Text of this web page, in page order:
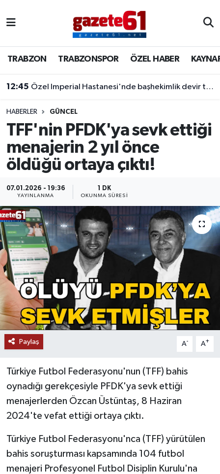
TRABZON TRABZONSPOR ÖZEL HABER
12:45 Özel Imperial Hastanesi'nde başhekimlik devir teslimi yapıldı
HABERLER GÜNCEL
TFF'nin PFDK'ya sevk ettiği
menajerin 2 yıl önce
öldüğü ortaya çıktı!
07.01.2026 - 19:36
YAYINLANMA
1 DK
OKUNMA SÜRESI
Paylaş A- A+
Türkiye Futbol Federasyonu'nun (TFF) bahis
oynadığı gerekçesiyle PFDK'ya sevk ettiği
menajerlerden Özcan Üstüntaş, 8 Haziran
2024'te vefat ettiği ortaya çıktı.
Türkiye Futbol Federasyonu'nca (TFF) yürütülen
bahis soruşturması kapsamında 104 futbol
menajeri Profesyonel Futbol Disiplin Kurulu'na
TRABZONSPOR
ÖZEL HABER
KAYNAR KAZAN
SİYASET
GÜNDEM
Trabzon Nöbetçi Eczaneler
Trabzon Hava Durumu
Trabzon Namaz Vakitleri
Trabzon Trafik Yoğunluk Haritası
Süper Lig Puan Durumu ve Fikstür
Tüm Manşetler
Son Dakika Haberleri
Haber Arşivi